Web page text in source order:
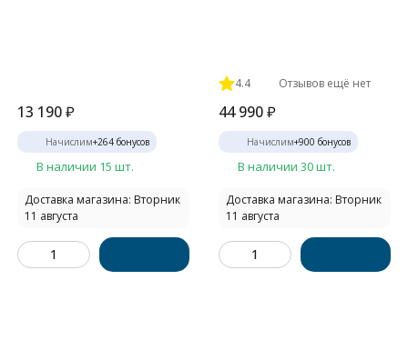
13 190₽
Начислим+264 бонусов
В наличии 15 шт.
Доставка магазина: Вторник
11 августа
4.4 Отзывов ещё нет
44 990₽
Начислим+900 бонусов
В наличии 30 шт.
Доставка магазина: Вторник
11 августа